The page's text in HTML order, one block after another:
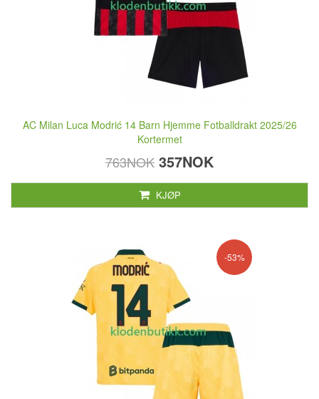
AC Milan Luca Modrić 14 Barn Hjemme Fotballdrakt 2025/26
Kortermet
763NOK 357NOK
KJØP
-53%